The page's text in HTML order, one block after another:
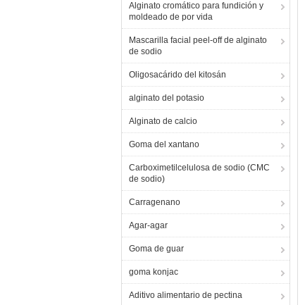
Alginato cromático para fundición y
moldeado de por vida
Mascarilla facial peel-off de alginato
de sodio
Oligosacárido del kitosán
alginato del potasio
Alginato de calcio
Goma del xantano
Carboximetilcelulosa de sodio (CMC
de sodio)
Carragenano
Agar-agar
Goma de guar
goma konjac
Aditivo alimentario de pectina